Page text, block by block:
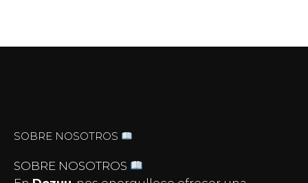
SOBRE NOSOTROS
SOBRE NOSOTROS